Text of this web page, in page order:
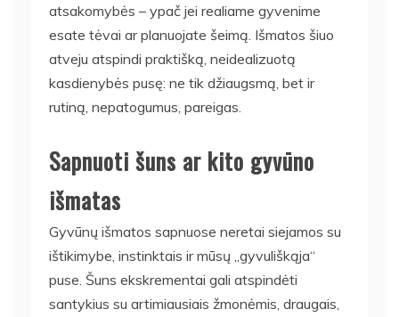
atsakomybės – ypač jei realiame gyvenime
esate tėvai ar planuojate šeimą. Išmatos šiuo
atveju atspindi praktišką, neidealizuotą
kasdienybės pusę: ne tik džiaugsmą, bet ir
rutiną, nepatogumus, pareigas.
Sapnuoti šuns ar kito gyvūno
išmatas
Gyvūnų išmatos sapnuose neretai siejamos su
ištikimybe, instinktais ir mūsų „gyvuliškąja“
puse. Šuns ekskrementai gali atspindėti
santykius su artimiausiais žmonėmis, draugais,